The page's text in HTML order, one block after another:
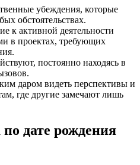
убеждения, которые
обстоятельствах.
к активной деятельности
в проектах, требующих
постоянно находясь в
даром видеть перспективы и
где другие замечают лишь
дате рождения